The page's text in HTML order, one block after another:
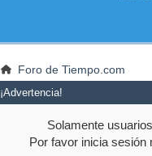
Foro de Tiempo.com
¡Advertencia!
Solamente
Por favor inicia sesión